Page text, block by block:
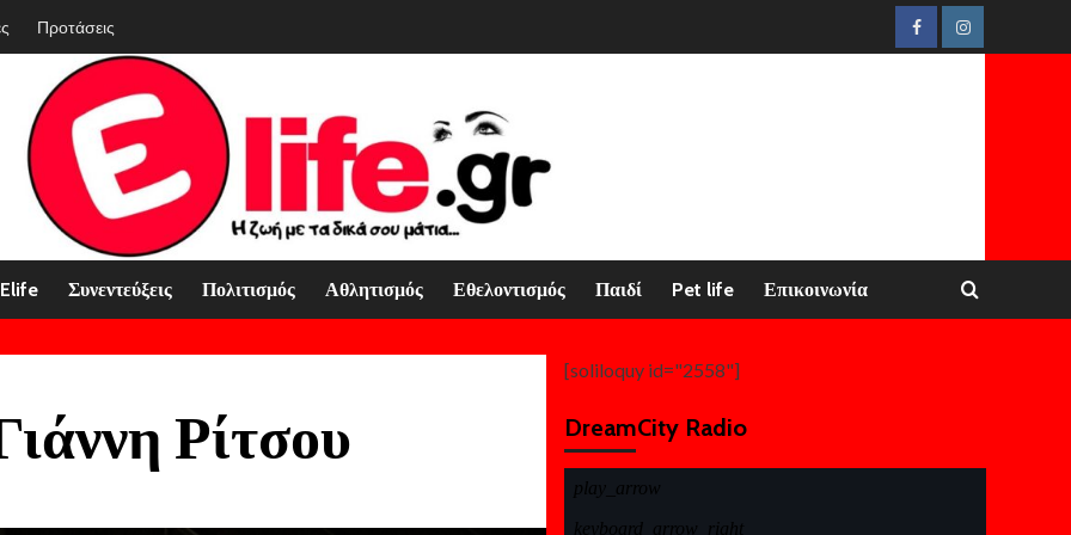
FacebookInstagram
Προτάσεις
Elife Συνεντεύξεις Πολιτισμός Αθλητισμός Εθελοντισμός Παιδί Pet life Επικοινωνία
Ρίτσου
[soliloquy id="2558"]
DreamCity Radio